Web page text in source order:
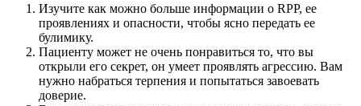
Изучите как можно больше информации о RPP, ее
проявлениях и опасности, чтобы ясно передать ее
булимику.
Пациенту может не очень понравиться то, что вы
открыли его секрет, он умеет проявлять агрессию. Вам
нужно набраться терпения и попытаться завоевать
доверие.